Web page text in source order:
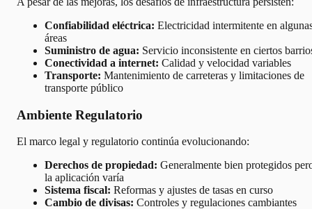
Confiabilidad eléctrica: Electricidad intermitente en
áreas
Suministro de agua: Servicio inconsistente en ciertos
Conectividad a internet: Calidad y velocidad variables
Transporte: Mantenimiento de carreteras y limitaciones de
transporte público
Ambiente Regulatorio
El marco legal y regulatorio continúa evolucionando:
Derechos de propiedad: Generalmente bien protegidos
la aplicación varía
Sistema fiscal: Reformas y ajustes de tasas en curso
Cambio de divisas: Controles y regulaciones cambiantes